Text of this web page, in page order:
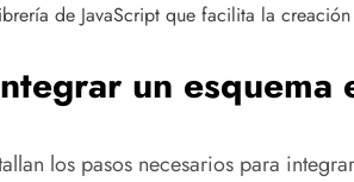
de JavaScript que facilita la
un esquema
los pasos necesarios para